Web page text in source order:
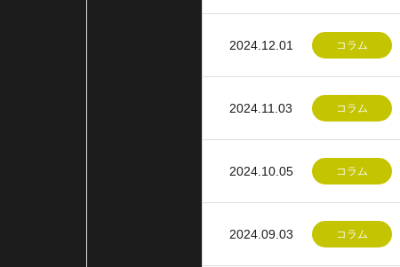
2024.12.01 コラム
2024.11.03 コラム
2024.10.05 コラム
2024.09.03 コラム